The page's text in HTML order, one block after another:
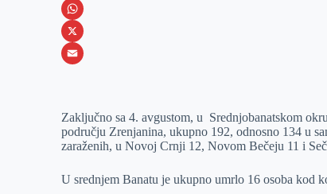
e
b
o
s
s
e
e
r
i
n
k
I
n
V
i
b
W
h
s
A
p
X
a
i
Zaključno sa 4. avgustom, u Srednjobanatskom
području Zrenjanina, ukupno 192, odnosno 134 u
zaraženih, u Novoj Crnji 12, Novom Bečeju 11 i
U srednjem Banatu je ukupno umrlo 16 osoba